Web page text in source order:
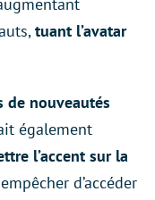
tuant l’avatar
de nouveautés
également
l’accent sur la
d’accéder